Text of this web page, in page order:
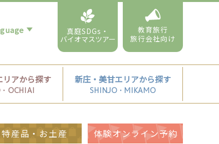
真庭SDGs・
バイオマスツアー
教育旅行
旅行会社向け
アから探す
OCHIAI
新庄・美甘エリアから探す
SHINJO・MIKAMO
特産品・お土産 体験オンライン予約